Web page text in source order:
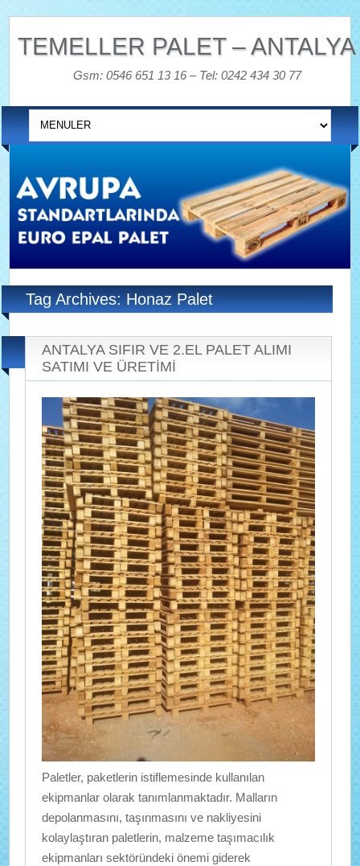
TEMELLER PALET – ANTALYA
Gsm: 0546 651 13 16 – Tel: 0242 434 30 77
Tag Archives: Honaz Palet
ANTALYA SIFIR VE 2.EL PALET ALIMI
SATIMI VE ÜRETİMİ
Paletler, paketlerin istiflemesinde kullanılan
ekipmanlar olarak tanımlanmaktadır. Malların
depolanmasını, taşınmasını ve nakliyesini
kolaylaştıran paletlerin, malzeme taşımacılık
ekipmanları sektöründeki önemi giderek